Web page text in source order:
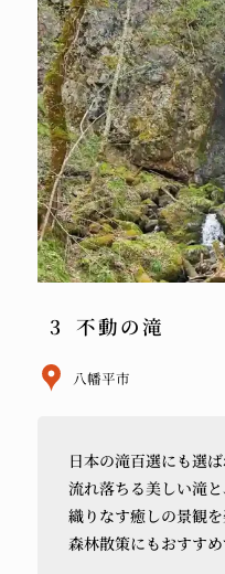
不動の滝
八幡平市
日本の滝百選にも選
流れ落ちる美しい滝と
織りなす癒しの景観を
森林散策にもおすすめ